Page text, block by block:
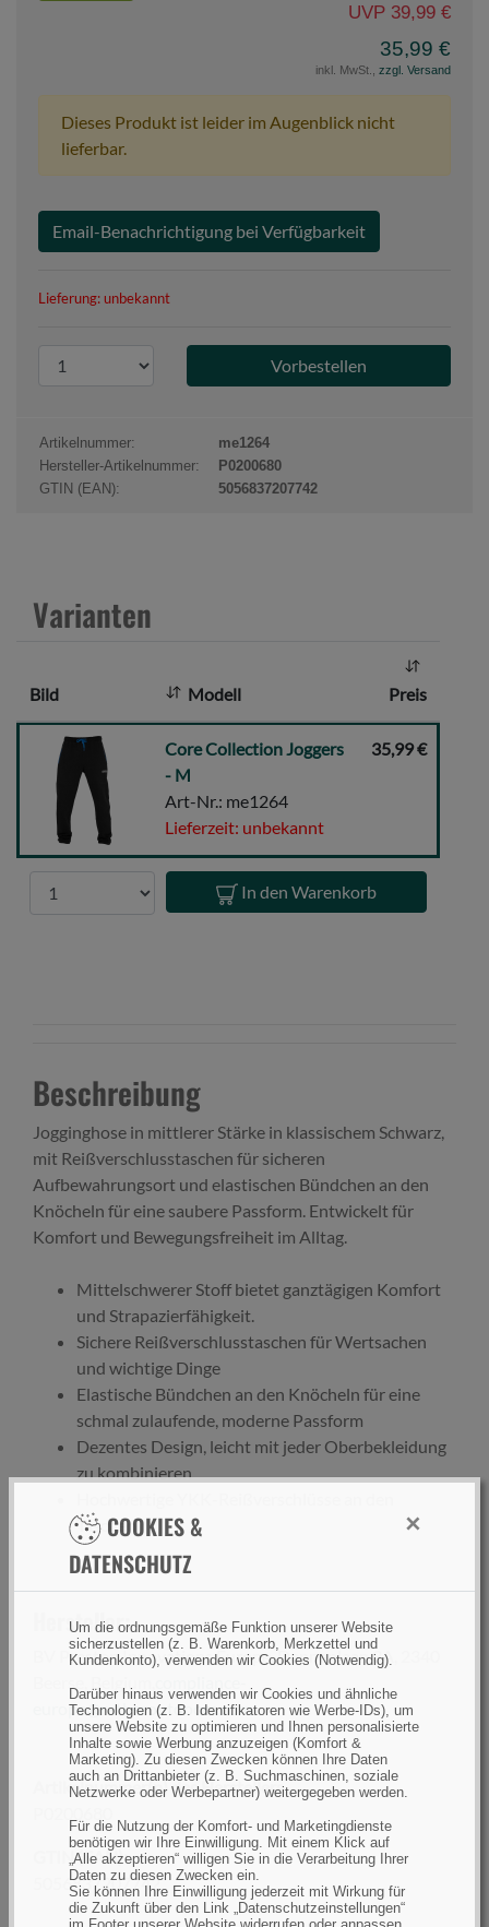
COOKIES &
DATENSCHUTZ
×
Um die ordnungsgemäße Funktion unserer Website
sicherzustellen (z. B. Warenkorb, Merkzettel und
Kundenkonto), verwenden wir Cookies (Notwendig).
Darüber hinaus verwenden wir Cookies und ähnliche
Technologien (z. B. Identifikatoren wie Werbe-IDs), um
unsere Website zu optimieren und Ihnen personalisierte
Inhalte sowie Werbung anzuzeigen (Komfort &
Marketing). Zu diesen Zwecken können Ihre Daten
auch an Drittanbieter (z. B. Suchmaschinen, soziale
Netzwerke oder Werbepartner) weitergegeben werden.
Für die Nutzung der Komfort- und Marketingdienste
benötigen wir Ihre Einwilligung. Mit einem Klick auf
„Alle akzeptieren“ willigen Sie in die Verarbeitung Ihrer
Daten zu diesen Zwecken ein.
Sie können Ihre Einwilligung jederzeit mit Wirkung für
die Zukunft über den Link „Datenschutzeinstellungen“
UVP 39,99 €
35,99 €
inkl. MwSt., zzgl. Versand
Dieses Produkt ist leider im Augenblick nicht
lieferbar.
Email-Benachrichtigung bei Verfügbarkeit
Lieferung: unbekannt
r
d
u
k
a
:
Artikelnummer:
me1264
Hersteller-Artikelnummer:
P0200680
GTIN (EAN):
5056837207742
Varianten
Bild Modell Preis
Core
Collection
Joggers
M
Core Collection Joggers
- M
Art-Nr.: me1264
Lieferzeit: unbekannt
35,99 €
In den Warenkorb
Beschreibung
Jogginghose in mittlerer Stärke in klassischem Schwarz,
mit Reißverschlusstaschen für sicheren
Aufbewahrungsort und elastischen Bündchen an den
Knöcheln für eine saubere Passform. Entwickelt für
Komfort und Bewegungsfreiheit im Alltag.
Mittelschwerer Stoff bietet ganztägigen Komfort
und Strapazierfähigkeit.
Sichere Reißverschlusstaschen für Wertsachen
und wichtige Dinge
Elastische Bündchen an den Knöcheln für eine
schmal zulaufende, moderne Passform
Dezentes Design, leicht mit jeder Oberbekleidung
zu kombinieren
Taschen
Hersteller:
BV Preston Innovations Europe, Dennenlaan 3A, 2340
europe@ratheroutdoors.com
Artikelnummer(n) des Herstellers
GTIN (EAN):
5056837207742